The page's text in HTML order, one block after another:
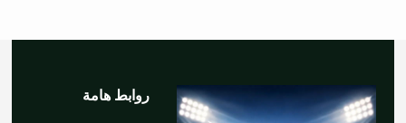
روابط هامة